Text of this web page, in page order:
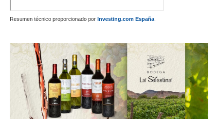
Resumen técnico proporcionado por Investing.com España